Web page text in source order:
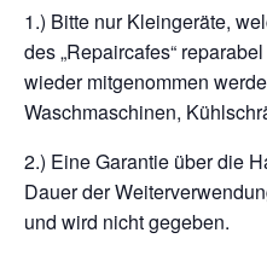
1.) Bitte nur Kleingeräte,
des „Repaircafes“
wieder mitgenommen
Waschmaschinen,
2.) Eine Garantie über die
Dauer der
und wird nicht gegeben.